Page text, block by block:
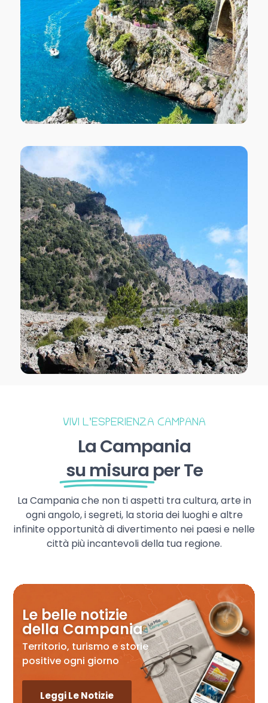
VIVI L’ESPERIENZA CAMPANA
La Campania
su misura per Te
La Campania che non ti aspetti tra cultura, arte in
ogni angolo, i segreti, la storia dei luoghi e altre
infinite opportunità di divertimento nei paesi e nelle
città più incantevoli della tua regione.
Le belle notizie
della Campania
Territorio, turismo e storie
positive ogni giorno
Leggi Le Notizie